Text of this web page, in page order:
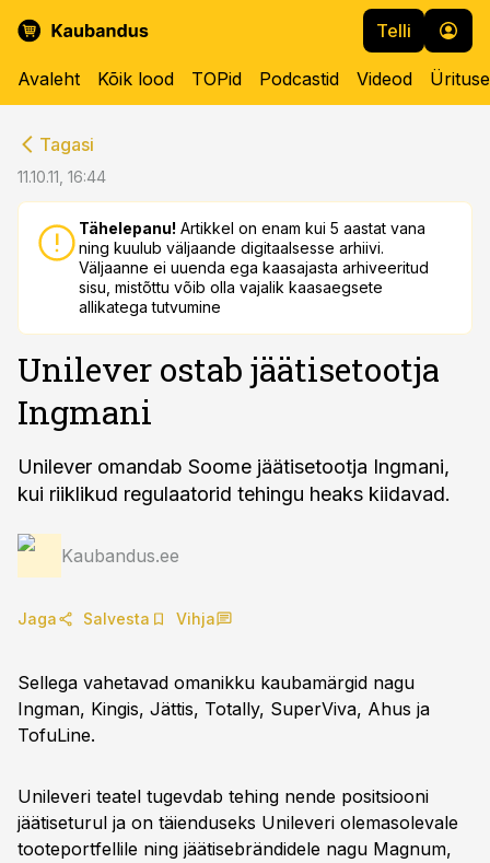
Telli
Avaleht Kõik lood TOPid Podcastid Videod
Tagasi
11.10.11, 16:44
Tähelepanu! Artikkel on enam kui 5 aastat vana
ning kuulub väljaande digitaalsesse arhiivi.
Väljaanne ei uuenda ega kaasajasta arhiveeritud
sisu, mistõttu võib olla vajalik kaasaegsete
allikatega tutvumine
Unilever ostab jäätisetootja
Ingmani
Unilever omandab Soome jäätisetootja Ingmani,
kui riiklikud regulaatorid tehingu heaks kiidavad.
Kaubandus.ee
Jaga Salvesta Vihja
Sellega vahetavad omanikku kaubamärgid nagu
Ingman, Kingis, Jättis, Totally, SuperViva, Ahus ja
TofuLine.
Unileveri teatel tugevdab tehing nende positsiooni
jäätiseturul ja on täienduseks Unileveri olemasolevale
tooteportfellile ning jäätisebrändidele nagu Magnum,